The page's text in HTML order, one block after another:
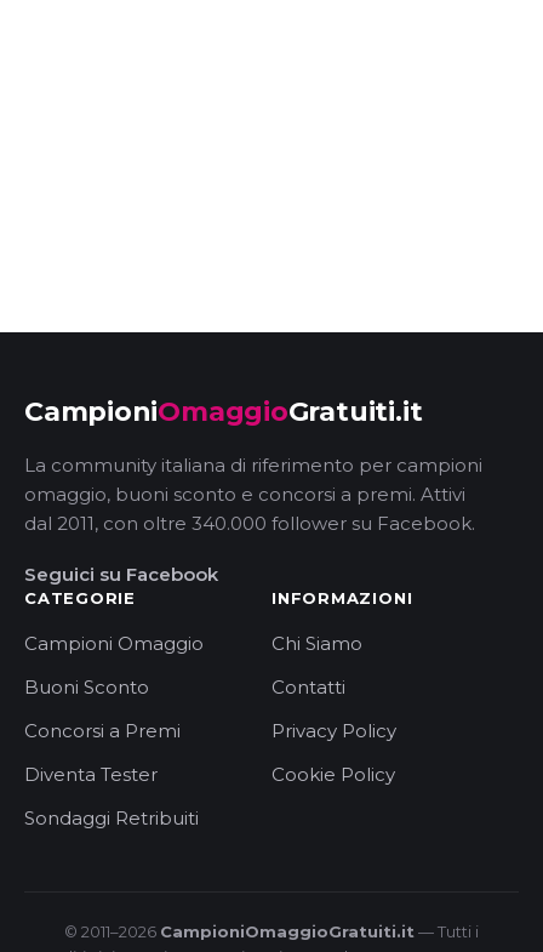
CampioniOmaggioGratuiti.it
La community italiana di riferimento per campioni
omaggio, buoni sconto e concorsi a premi. Attivi
dal 2011, con oltre 340.000 follower su Facebook.
Seguici su Facebook
CATEGORIE
Campioni Omaggio
Buoni Sconto
Concorsi a Premi
Diventa Tester
Sondaggi Retribuiti
INFORMAZIONI
Chi Siamo
Contatti
Privacy Policy
Cookie Policy
© 2011–2026 CampioniOmaggioGratuiti.it — Tutti i